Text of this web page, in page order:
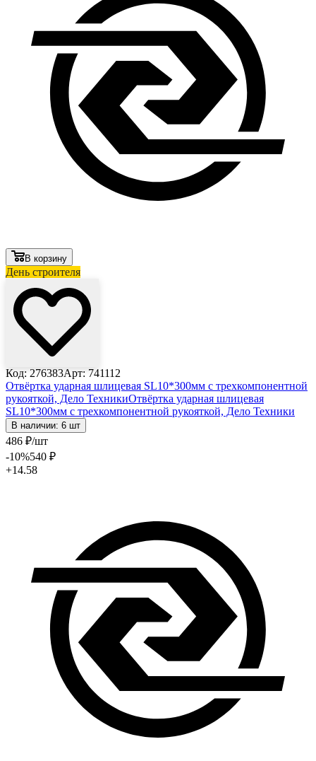
В корзину
День строителя
Код: 276383Арт: 741112
Отвёртка ударная шлицевая SL10*300мм с трехкомпонентной
рукояткой, Дело ТехникиОтвёртка ударная шлицевая
SL10*300мм с трехкомпонентной рукояткой, Дело Техники
В наличии: 6 шт
486 ₽/шт
-10%540 ₽
+14.58